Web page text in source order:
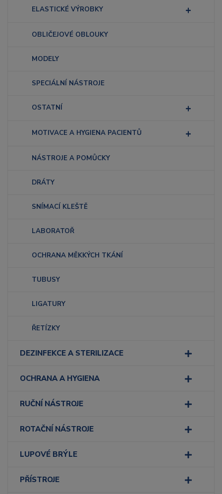
ELASTICKÉ VÝROBKY
OBLIČEJOVÉ OBLOUKY
MODELY
SPECIÁLNÍ NÁSTROJE
OSTATNÍ
MOTIVACE A HYGIENA PACIENTŮ
NÁSTROJE A POMŮCKY
DRÁTY
SNÍMACÍ KLEŠTĚ
LABORATOŘ
OCHRANA MĚKKÝCH TKÁNÍ
TUBUSY
LIGATURY
ŘETÍZKY
DEZINFEKCE A STERILIZACE
OCHRANA A HYGIENA
RUČNÍ NÁSTROJE
ROTAČNÍ NÁSTROJE
LUPOVÉ BRÝLE
PŘÍSTROJE